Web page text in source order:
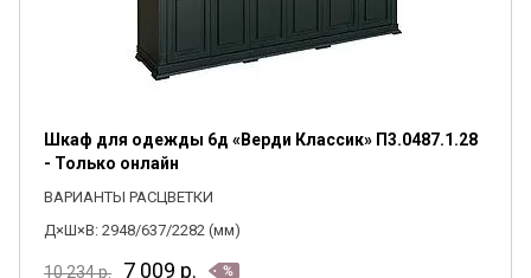
Шкаф для одежды 6д «Верди Классик» П3.0487.1.28
- Только онлайн
ВАРИАНТЫ РАСЦВЕТКИ
Д×Ш×В: 2948/637/2282 (мм)
10 234р. 7 009 р.